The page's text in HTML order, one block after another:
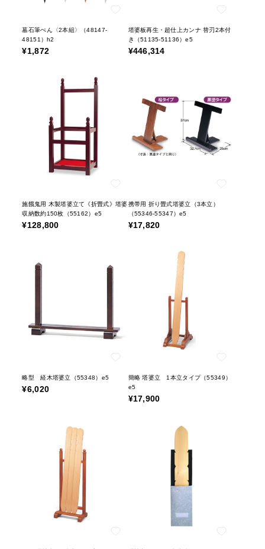
墓石筆ぺん〈2本組〉（48147-
48151）h2
¥1,872
塔婆板再生・超仕上カンナ 替刃2本付
き（51135-51136）e5
¥446,314
施餓鬼用 木製塔婆立て《折畳式》塔婆
収納数約150枚（55162）e5
¥128,800
携帯用 折り畳式塔婆立（3本立）
（55346-55347）e5
¥17,820
略型 経木塔婆立（55348）e5
¥6,020
簡略 塔婆立 1本立タイプ（55349）
e5
¥17,900